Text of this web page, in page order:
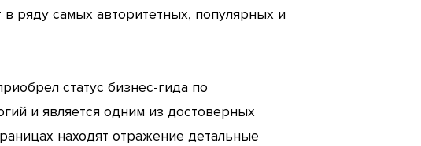
в ряду самых авторитетных, популярных и
статус бизнес-гида по
и является одним из достоверных
находят отражение детальные